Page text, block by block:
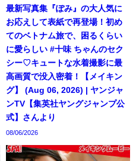
最新写真集『ぽみ』の大人気に
お応えして表紙で再登場！初め
てのベトナム旅で、困るくらい
に愛らしい #十味 ちゃんのセク
シー♡キュートな水着撮影に最
高画質で没入密着！【メイキン
グ】 (Aug 06, 2026) | ヤンジャ
ンTV【集英社ヤングジャンプ公
式】さんより
08/06/2026